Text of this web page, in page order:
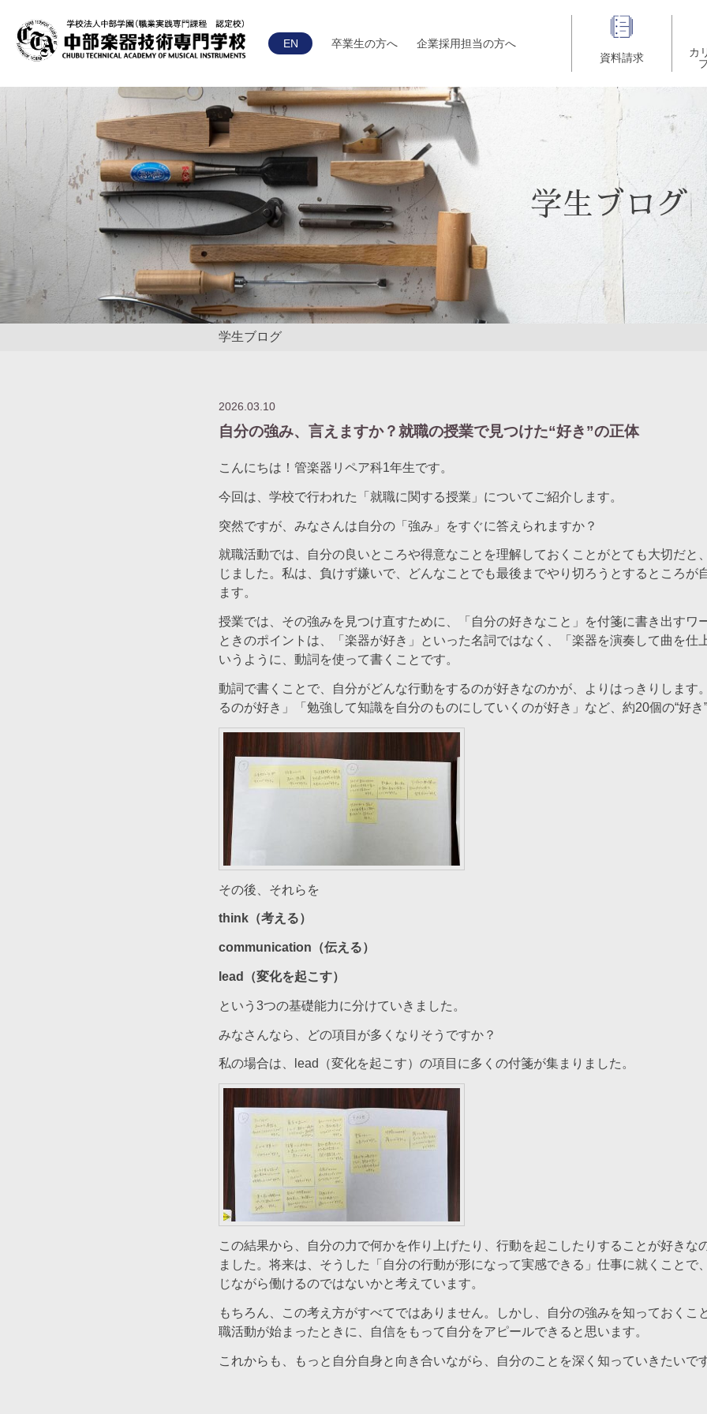
EN 卒業生の方へ
企業採用担当の方へ
資料請求
カ
学生ブログ
学生ブログ
2026.03.10
自分の強み、言えますか？就職の授業で見つけた“好き”の正体
こんにちは！管楽器リペア科1年生です。
今回は、学校で行われた「就職に関する授業」についてご紹介します。
突然ですが、みなさんは自分の「強み」をすぐに答えられますか？
就職活動では、自分の良いところや得意なことを理解しておくことがとても大切だと
じました。私は、負けず嫌いで、どんなことでも最後までやり切ろうとするところが
ます。
授業では、その強みを見つけ直すために、「自分の好きなこと」を付箋に書き出すワ
ときのポイントは、「楽器が好き」といった名詞ではなく、「楽器を演奏して曲を仕
いうように、動詞を使って書くことです。
動詞で書くことで、自分がどんな行動をするのが好きなのかが、よりはっきりします
るのが好き」「勉強して知識を自分のものにしていくのが好き」など、約20個の“好き
その後、それらを
think（考える）
communication（伝える）
lead（変化を起こす）
という3つの基礎能力に分けていきました。
みなさんなら、どの項目が多くなりそうですか？
私の場合は、lead（変化を起こす）の項目に多くの付箋が集まりました。
この結果から、自分の力で何かを作り上げたり、行動を起こしたりすることが好きな
ました。将来は、そうした「自分の行動が形になって実感できる」仕事に就くことで
じながら働けるのではないかと考えています。
もちろん、この考え方がすべてではありません。しかし、自分の強みを知っておくこ
職活動が始まったときに、自信をもって自分をアピールできると思います。
これからも、もっと自分自身と向き合いながら、自分のことを深く知っていきたいです